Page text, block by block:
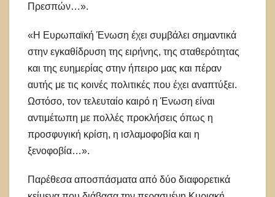
Πρεσπών…».
«Η Ευρωπαϊκή Ένωση έχει συμβάλει σημαντικά
στην εγκαθίδρυση της ειρήνης, της σταθερότητας
και της ευημερίας στην ήπειρο μας και πέραν
αυτής με τις κοινές πολιτικές που έχει αναπτύξει.
Ωστόσο, τον τελευταίο καιρό η Ένωση είναι
αντιμέτωπη με πολλές προκλήσεις όπως η
προσφυγική κρίση, η ισλαμοφοβία και η
ξενοφοβία…».
Παρέθεσα αποσπάσματα από δύο διαφορετικά